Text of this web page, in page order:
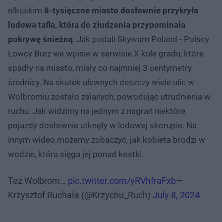
olkuskim 8-tysięczne miasto dosłownie przykryła
lodowa tafla, która do złudzenia przypominała
pokrywę śnieżną. Jak podali Skywarn Poland - Polscy
Łowcy Burz we wpisie w serwisie X kule gradu, które
spadły na miasto, miały co najmniej 3 centymetry
średnicy. Na skutek ulewnych deszczy wiele ulic w
Wolbromiu zostało zalanych, powodując utrudnienia w
ruchu. Jak widzimy na jednym z nagrań niektóre
pojazdy dosłownie utknęły w lodowej skorupie. Na
innym wideo możemy zobaczyć, jak kobieta brodzi w
wodzie, która sięga jej ponad kostki.
Też Wolbrom… pic.twitter.com/yRVhfraFxb—
Krzysztof Ruchała (@Krzychu_Ruch) July 8, 2024